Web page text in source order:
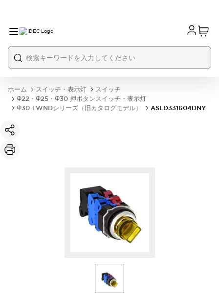
ホーム スイッチ・表示灯
スイッチ
Φ22・Φ25・Φ30 押ボタンスイッチ・表示灯
Φ30 TWNDシリーズ（旧カタログモデル）
ASLD331604DNY